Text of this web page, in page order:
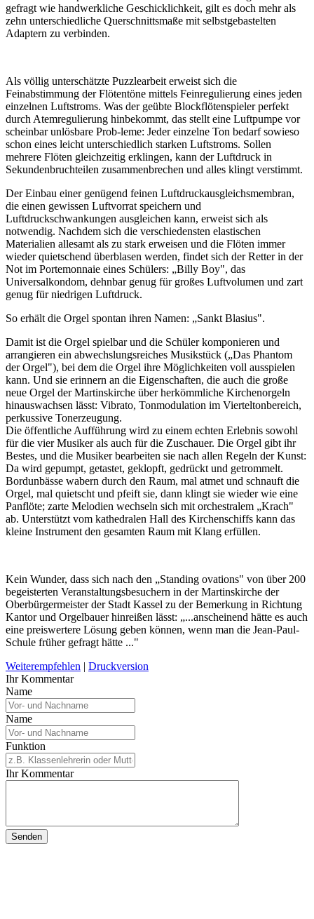
gefragt wie handwerkliche Geschicklichkeit, gilt es doch mehr als
zehn unterschiedliche Querschnittsmaße mit selbstgebastelten
Adaptern zu verbinden.
Als völlig unterschätzte Puzzlearbeit erweist sich die
Feinabstimmung der Flötentöne mittels Feinregulierung eines jeden
einzelnen Luftstroms. Was der geübte Blockflötenspieler perfekt
durch Atemregulierung hinbekommt, das stellt eine Luftpumpe vor
scheinbar unlösbare Prob-leme: Jeder einzelne Ton bedarf sowieso
schon eines leicht unterschiedlich starken Luftstroms. Sollen
mehrere Flöten gleichzeitig erklingen, kann der Luftdruck in
Sekundenbruchteilen zusammenbrechen und alles klingt verstimmt.
Der Einbau einer genügend feinen Luftdruckausgleichsmembran,
die einen gewissen Luftvorrat speichern und
Luftdruckschwankungen ausgleichen kann, erweist sich als
notwendig. Nachdem sich die verschiedensten elastischen
Materialien allesamt als zu stark erweisen und die Flöten immer
wieder quietschend überblasen werden, findet sich der Retter in der
Not im Portemonnaie eines Schülers: „Billy Boy", das
Universalkondom, dehnbar genug für großes Luftvolumen und zart
genug für niedrigen Luftdruck.
So erhält die Orgel spontan ihren Namen: „Sankt Blasius".
Damit ist die Orgel spielbar und die Schüler komponieren und
arrangieren ein abwechslungsreiches Musikstück („Das Phantom
der Orgel"), bei dem die Orgel ihre Möglichkeiten voll ausspielen
kann. Und sie erinnern an die Eigenschaften, die auch die große
neue Orgel der Martinskirche über herkömmliche Kirchenorgeln
hinauswachsen lässt: Vibrato, Tonmodulation im Vierteltonbereich,
perkussive Tonerzeugung.
Die öffentliche Aufführung wird zu einem echten Erlebnis sowohl
für die vier Musiker als auch für die Zuschauer. Die Orgel gibt ihr
Bestes, und die Musiker bearbeiten sie nach allen Regeln der Kunst:
Da wird gepumpt, getastet, geklopft, gedrückt und getrommelt.
Bordunbässe wabern durch den Raum, mal atmet und schnauft die
Orgel, mal quietscht und pfeift sie, dann klingt sie wieder wie eine
Panflöte; zarte Melodien wechseln sich mit orchestralem „Krach"
ab. Unterstützt vom kathedralen Hall des Kirchenschiffs kann das
kleine Instrument den gesamten Raum mit Klang erfüllen.
Kein Wunder, dass sich nach den „Standing ovations" von über 200
begeisterten Veranstaltungsbesuchern in der Martinskirche der
Oberbürgermeister der Stadt Kassel zu der Bemerkung in Richtung
Kantor und Orgelbauer hinreißen lässt: „...anscheinend hätte es auch
eine preiswertere Lösung geben können, wenn man die Jean-Paul-
Schule früher gefragt hätte ..."
Weiterempfehlen | Druckversion
Ihr Kommentar
Name
Name
Funktion
Ihr Kommentar